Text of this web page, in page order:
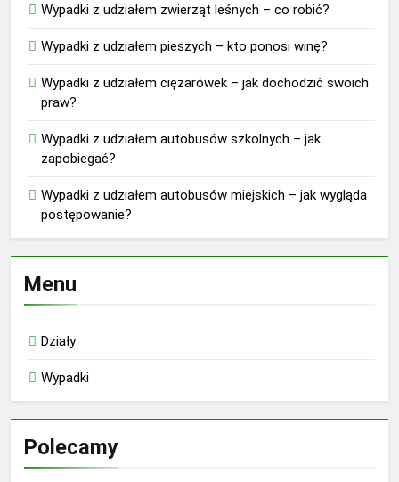
Wypadki z udziałem zwierząt leśnych – co robić?
Wypadki z udziałem pieszych – kto ponosi winę?
Wypadki z udziałem ciężarówek – jak dochodzić swoich
praw?
Wypadki z udziałem autobusów szkolnych – jak
zapobiegać?
Wypadki z udziałem autobusów miejskich – jak wygląda
postępowanie?
Menu
Działy
Wypadki
Polecamy